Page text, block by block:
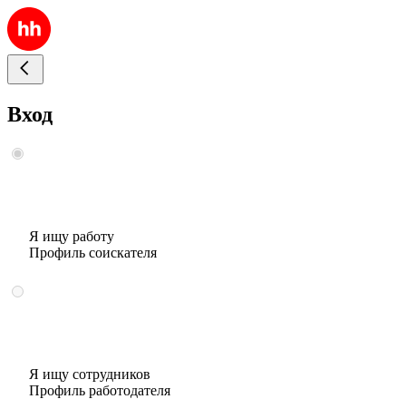
Вход
Я ищу работу
Профиль соискателя
Я ищу сотрудников
Профиль работодателя